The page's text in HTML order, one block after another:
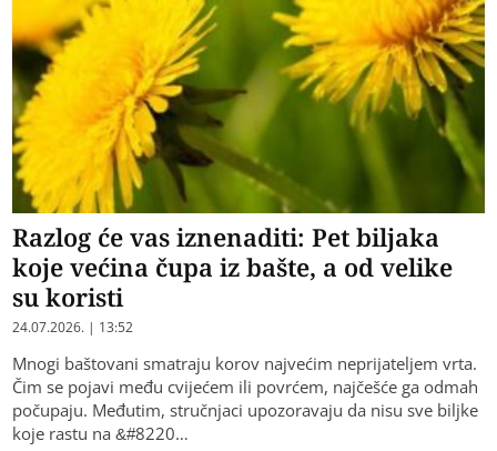
Razlog će vas iznenaditi: Pet biljaka
koje većina čupa iz bašte, a od velike
su koristi
24.07.2026. | 13:52
Mnogi baštovani smatraju korov najvećim neprijateljem vrta.
Čim se pojavi među cvijećem ili povrćem, najčešće ga odmah
počupaju. Međutim, stručnjaci upozoravaju da nisu sve biljke
koje rastu na &#8220…